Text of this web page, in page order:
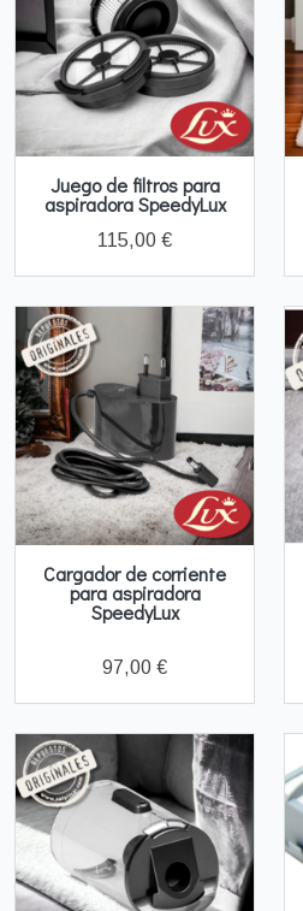
Juego de filtros para
aspiradora SpeedyLux
115,00 €
Cargador de corriente
para aspiradora
SpeedyLux
97,00 €